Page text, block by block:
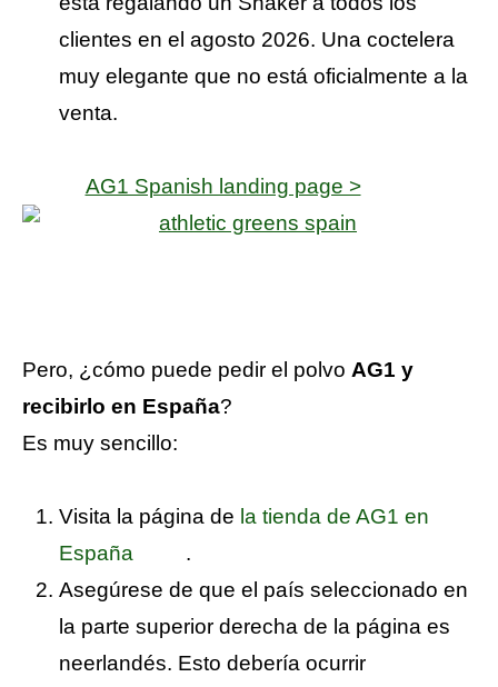
clientes en el agosto 2026. Una coctelera
muy elegante que no está oficialmente a la
venta.
AG1 Spanish landing page >
Pero, ¿cómo puede pedir el polvo AG1 y
recibirlo en España?
Es muy sencillo:
Visita la página de la tienda de AG1 en
España
.
Asegúrese de que el país seleccionado en
la parte superior derecha de la página es
neerlandés. Esto debería ocurrir